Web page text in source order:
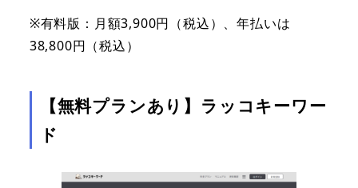
※有料版：月額3,900円（税込）、年払いは
38,800円（税込）
【無料プランあり】ラッコキーワー
ド